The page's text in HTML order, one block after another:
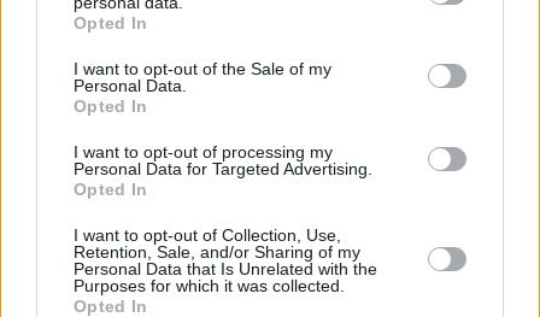
grant or deny consent to Google and its third-party tags to
use your data for below specified purposes in below Google
consent section.
Opted In
I want to opt-out of the Sale of my
Personal Data.
Opted In
I want to opt-out of processing my
Personal Data for Targeted Advertising.
Opted In
I want to opt-out of Collection, Use,
Retention, Sale, and/or Sharing of my
Personal Data that Is Unrelated with the
Purposes for which it was collected.
Opted In
06.08.2026, 07:56
Άγριο διπλό έγκλημα στην Ταϊλάνδη:
Σκότωσαν δύο αδέλφια από τη Ρωσία
για τη μηχανή τους και μια οικογένεια
για το φορτηγάκι της
06.08.2026, 09:29 21